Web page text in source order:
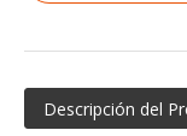
Descripción del